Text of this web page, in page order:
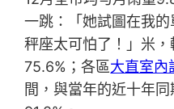
一跳：「她試圖在我
秤座太可怕了！」米
75.6%；各區大直室內
間，與當年的近十年